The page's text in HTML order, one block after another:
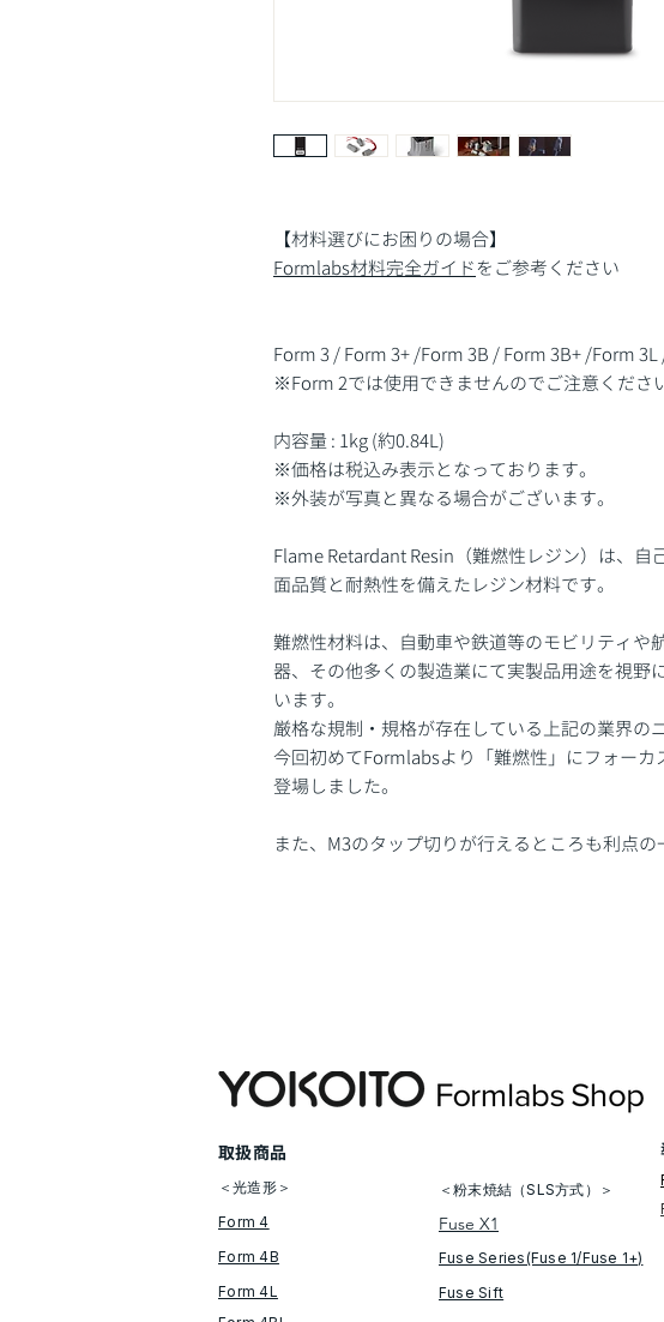
【材料選びにお困りの場合】
Formlabs材料完全ガイドをご参考ください
Form 3 / Form 3+ /Form 3B / Form 3B+ /Form 3L
※Form 2では使用できませんのでご注意ください
内容量 : 1kg (約0.84L)
※価格は税込み表示となっております。
※外装が写真と異なる場合がございます。
Flame Retardant Resin（難燃性レジン）は、自
面品質と耐熱性を備えたレジン材料です。
難燃性材料は、自動車や鉄道等のモビリティや
器、その他多くの製造業にて実製品用途を視野
います。
厳格な規制・規格が存在している上記の業界の
今回初めてFormlabsより「難燃性」にフォーカ
登場しました。
また、M3のタップ切りが行えるところも利点の
​取扱商品
＜光造形＞
Form 4
Form 4B
Form 4L
＜粉末焼結（SLS方式）＞
Fuse X1
Fuse Series(Fuse 1/Fuse 1+)
Fuse Sift